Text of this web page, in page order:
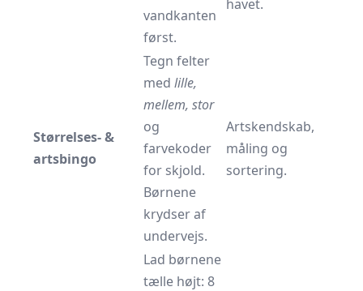
vandkanten
først.
havet.
Størrelses- &
artsbingo
Tegn felter
med lille,
mellem, stor
og
farvekoder
for skjold.
Børnene
krydser af
undervejs.
Artskendskab,
måling og
sortering.
Lad børnene
tælle højt: 8